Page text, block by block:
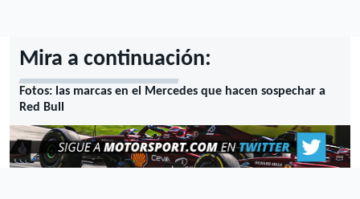
Mira a continuación:
Fotos: las marcas en el Mercedes que hacen sospechar a
Red Bull